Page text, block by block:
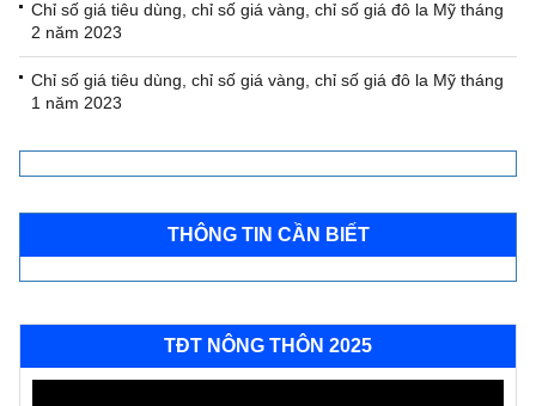
Chỉ số giá tiêu dùng, chỉ số giá vàng, chỉ số giá đô la Mỹ tháng
2 năm 2023
Chỉ số giá tiêu dùng, chỉ số giá vàng, chỉ số giá đô la Mỹ tháng
1 năm 2023
THÔNG TIN CẦN BIẾT
TĐT NÔNG THÔN 2025